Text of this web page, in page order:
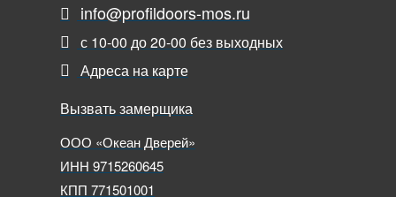
info@profildoors-mos.ru
с 10-00 до 20-00 без выходных
Адреса на карте
Вызвать замерщика
ООО «Океан Дверей»
ИНН 9715260645
КПП 771501001